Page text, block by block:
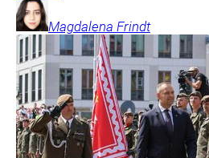
Magdalena Frindt